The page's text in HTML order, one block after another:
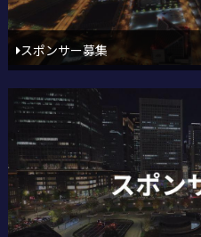
スポンサー募集